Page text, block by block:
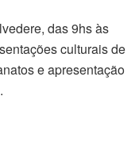
das 9hs às
culturais de
e apresentação
.